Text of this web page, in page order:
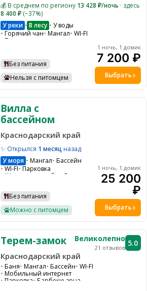
💰 В среднем по региону 13 428 ₽/ночь · здесь
8 400 ₽ (−37%)
У реки • В лесу
У воды
Горячий чан Мангал WI-FI
Парковка
Гамаки и качели на общей территории
Без питания
Нельзя с питомцем
1 ночь, 1 домик
7 200 ₽
Выбрать
Вилла с
бассейном
Краснодарский край
✨ Открылся 1 месяц назад
У моря
Мангал Бассейн
WI-FI Парковка
Шезлонги на общей территории
Детская кроватка по запросу
Водоем
Ресторан на территории
Экскурсии
Без питания
Можно с питомцем
1 ночь, 1 домик
25 200
₽
Выбрать
Великолепно
21 отзывов 5.0
Терем-замок
Краснодарский край
Баня Мангал Бассейн WI-FI
Мобильный интернет
Парковка Барбекю зона